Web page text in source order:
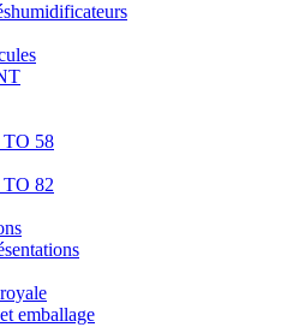
TO 58
82
emballage